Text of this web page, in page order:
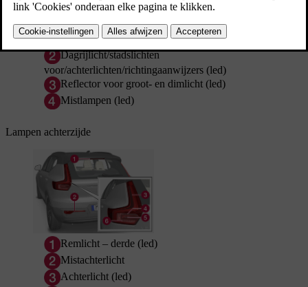
Groot licht/dimlicht (led)
Dagrijlicht/stadslichten
voor/achterlichten/richtingaanwijzers (led)
Reflector voor groot- en dimlicht (led)
Mistlampen (led)
Lampen achterzijde
Remlicht – derde (led)
Mistachterlicht
Achterlicht (led)